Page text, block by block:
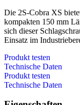
Die 2S-Cobra XS
kompakten 150 mm
sich dieser
Einsatz im
Produkt testen
Technische Daten
Produkt testen
Technische Daten